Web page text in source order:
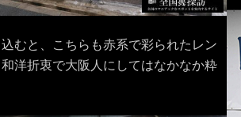
むと、こちらも赤系で彩られたレン
洋折衷で大阪人にしてはなかなか粋